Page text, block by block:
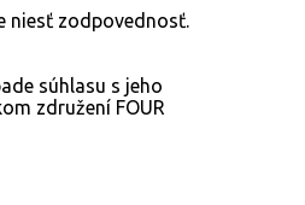
niesť zodpovednosť.
súhlasu s jeho
združení FOUR